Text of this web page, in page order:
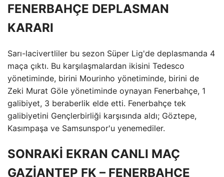
FENERBAHÇE DEPLASMAN
KARARI
Sarı-lacivertliler bu sezon Süper Lig'de deplasmanda 4
maça çıktı. Bu karşılaşmalardan ikisini Tedesco
yönetiminde, birini Mourinho yönetiminde, birini de
Zeki Murat Göle yönetiminde oynayan Fenerbahçe, 1
galibiyet, 3 beraberlik elde etti. Fenerbahçe tek
galibiyetini Gençlerbirliği karşısında aldı; Göztepe,
Kasımpaşa ve Samsunspor'u yenemediler.
SONRAKİ EKRAN CANLI MAÇ
GAZİANTEP FK – FENERBAHÇE